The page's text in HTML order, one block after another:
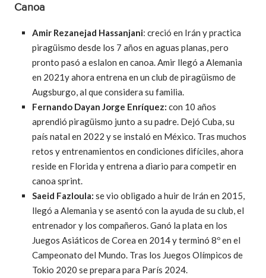
Canoa
Amir Rezanejad Hassanjani: creció en Irán y practica
piragüismo desde los 7 años en aguas planas, pero
pronto pasó a eslalon en canoa. Amir llegó a Alemania
en 2021y ahora entrena en un club de piragüismo de
Augsburgo, al que considera su familia.
Fernando Dayan Jorge Enríquez: con 10 años
aprendió piragüismo junto a su padre. Dejó Cuba, su
país natal en 2022 y se instaló en México. Tras muchos
retos y entrenamientos en condiciones difíciles, ahora
reside en Florida y entrena a diario para competir en
canoa sprint.
Saeid Fazloula: se vio obligado a huir de Irán en 2015,
llegó a Alemania y se asentó con la ayuda de su club, el
entrenador y los compañeros. Ganó la plata en los
Juegos Asiáticos de Corea en 2014 y terminó 8º en el
Campeonato del Mundo. Tras los Juegos Olímpicos de
Tokio 2020 se prepara para París 2024.